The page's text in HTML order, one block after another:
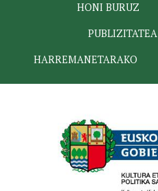
HONI BURUZ
PUBLIZITATEA
HARREMANETARAKO